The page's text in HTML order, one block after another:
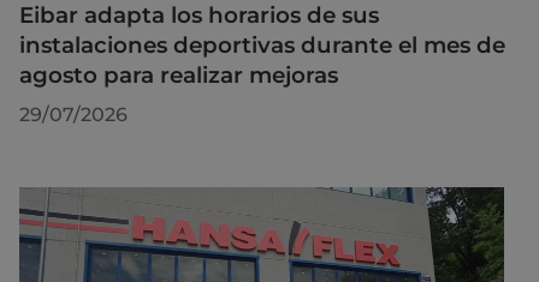
Eibar adapta los horarios de sus
instalaciones deportivas durante el mes de
agosto para realizar mejoras
29/07/2026